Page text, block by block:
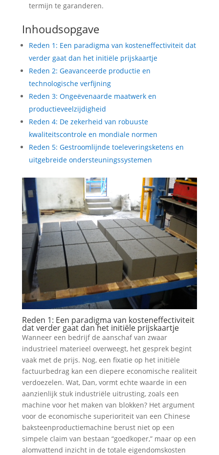
termijn te garanderen.
Inhoudsopgave
Reden 1: Een paradigma van kosteneffectiviteit dat
verder gaat dan het initiële prijskaartje
Reden 2: Geavanceerde productie en
technologische verfijning
Reden 3: Ongeëvenaarde maatwerk en
productieveelzijdigheid
Reden 4: De zekerheid van robuuste
kwaliteitscontrole en mondiale normen
Reden 5: Gestroomlijnde toeleveringsketens en
uitgebreide ondersteuningssystemen
Reden 1: Een paradigma van kosteneffectiviteit
dat verder gaat dan het initiële prijskaartje
Wanneer een bedrijf de aanschaf van zwaar
industrieel materieel overweegt, het gesprek begint
vaak met de prijs. Nog, een fixatie op het initiële
factuurbedrag kan een diepere economische realiteit
verdoezelen. Wat, Dan, vormt echte waarde in een
aanzienlijk stuk industriële uitrusting, zoals een
machine voor het maken van blokken? Het argument
voor de economische superioriteit van een Chinese
baksteenproductiemachine berust niet op een
simpele claim van bestaan “goedkoper,” maar op een
alomvattend inzicht in de totale eigendomskosten